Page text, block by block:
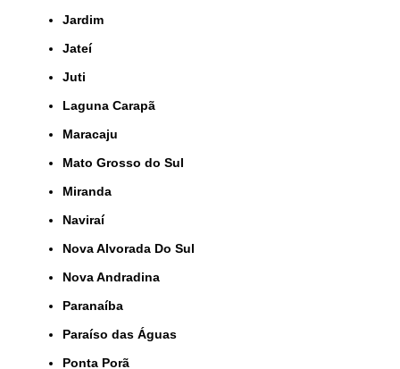
Jardim
Jateí
Juti
Laguna Carapã
Maracaju
Mato Grosso do Sul
Miranda
Naviraí
Nova Alvorada Do Sul
Nova Andradina
Paranaíba
Paraíso das Águas
Ponta Porã